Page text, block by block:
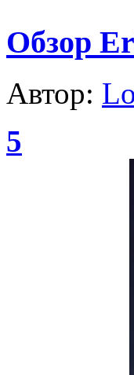
Обзор
Автор:
5